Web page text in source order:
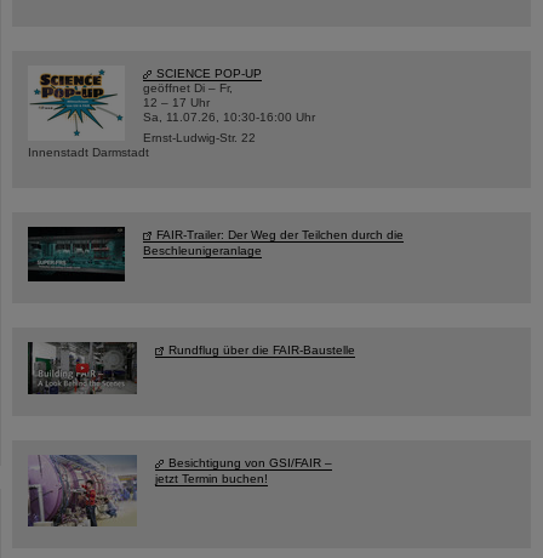
SCIENCE POP-UP
geöffnet Di – Fr,
12 – 17 Uhr
Sa, 11.07.26, 10:30-16:00 Uhr
Ernst-Ludwig-Str. 22
Innenstadt Darmstadt
FAIR-Trailer: Der Weg der Teilchen durch die
Beschleunigeranlage
Rundflug über die FAIR-Baustelle
Besichtigung von GSI/FAIR –
jetzt Termin buchen!